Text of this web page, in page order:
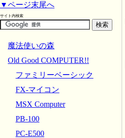
▼ページ末尾へ
サイト内検索
魔法使いの森
Old Good COMPUTER!!
ファミリーベーシック
FX-マイコン
MSX Computer
PB-100
PC-E500